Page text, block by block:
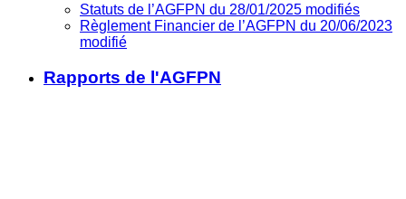
Statuts de l’AGFPN du 28/01/2025 modifiés
Règlement Financier de l’AGFPN du 20/06/2023
modifié
Rapports de l'AGFPN